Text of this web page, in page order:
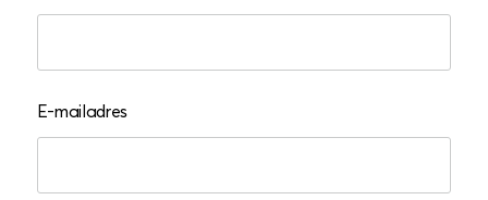
E-mailadres